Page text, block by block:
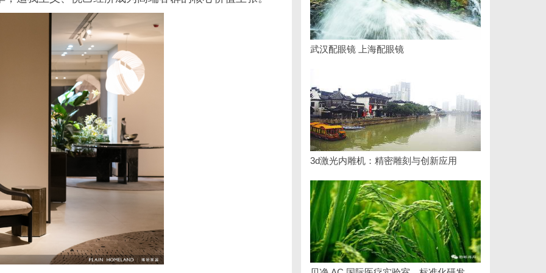
武汉配眼镜 上海配眼镜
3d激光内雕机：精密雕刻与创新应用